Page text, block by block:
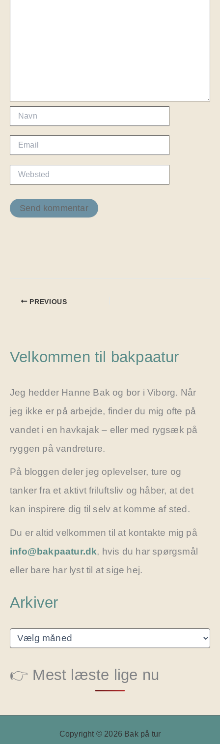
Email
PREVIOUS
Velkommen til bakpaatur
Jeg hedder Hanne Bak og bor i Viborg. Når
jeg ikke er på arbejde, finder du mig ofte på
vandet i en havkajak – eller med rygsæk på
ryggen på vandreture.
På bloggen deler jeg oplevelser, ture og
tanker fra et aktivt friluftsliv og håber, at det
kan inspirere dig til selv at komme af sted.
Du er altid velkommen til at kontakte mig på
info@bakpaatur.dk, hvis du har spørgsmål
eller bare har lyst til at sige hej.
Arkiver
A
v
e
👉 Mest læste lige nu
Copyright © 2026 Bak på tur